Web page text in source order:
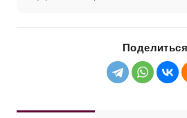
Поделиться